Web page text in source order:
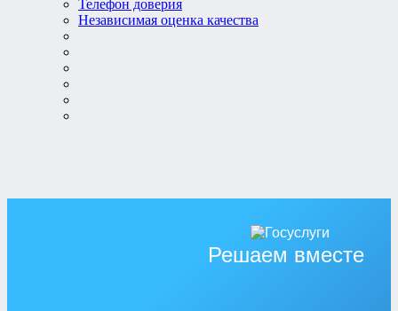
Телефон доверия
Независимая оценка качества
Решаем вместе